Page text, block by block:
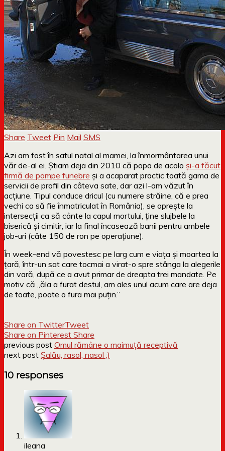
Share Tweet Pin Mail SMS
Azi am fost în satul natal al mamei, la înmormântarea unui
văr de-al ei. Știam deja din 2010 că popa de acolo și-a făcut
firmă de pompe funebre și a acaparat practic toată gama de
servicii de profil din câteva sate, dar azi l-am văzut în
acțiune. Tipul conduce dricul (cu numere străine, că e prea
vechi ca să fie înmatriculat în România), se oprește la
intersecții ca să cânte la capul mortului, ține slujbele la
biserică și cimitir, iar la final încasează banii pentru ambele
job-uri (câte 150 de ron pe operațiune).
În week-end vă povestesc pe larg cum e viața și moartea la
țară, într-un sat care tocmai a virat-o spre stânga la alegerile
din vară, după ce a avut primar de dreapta trei mandate. Pe
motiv că „ăla a furat destul, am ales unul acum care are deja
de toate, poate o fura mai puțin.”
Share on TwitterTweet
Share on Pinterest Share
previous post Omul rămâne o maimuță receptivă
next post Șalău, rasol, nasol ;)
10 responses
ileana